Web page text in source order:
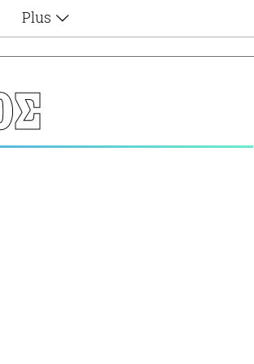
Plus
Αφιερώματα
Ζώδια